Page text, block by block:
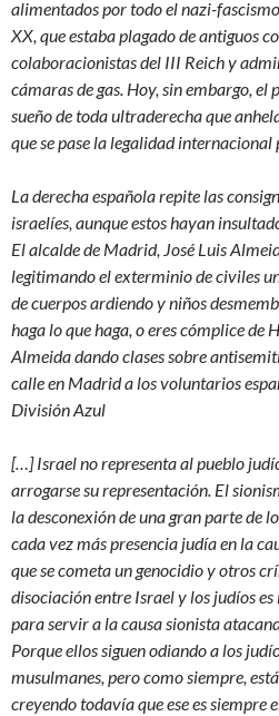
alimentados por todo el nazi-
XX, que estaba plagado de antiguos
colaboracionistas del III Reich y
cámaras de gas. Hoy, sin embargo,
sueño de toda ultraderecha que
que se pase la legalidad
La derecha española repite las
israelíes, aunque estos hayan
El alcalde de Madrid, José Luis
legitimando el exterminio de civiles
de cuerpos ardiendo y niños
haga lo que haga, o eres cómplice de
Almeida dando clases sobre
calle en Madrid a los voluntarios
División Azul
[…] Israel no representa al pueblo
arrogarse su representación. El
la desconexión de una gran parte de
cada vez más presencia judía en la
que se cometa un genocidio y otros
disociación entre Israel y los judíos
para servir a la causa sionista
Porque ellos siguen odiando a los
musulmanes, pero como siempre,
creyendo todavía que ese es siempre